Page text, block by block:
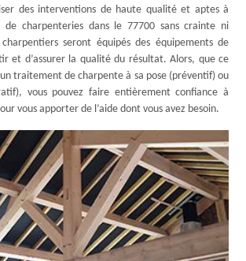
des interventions de haute qualité et aptes à
de charpenteries dans le 77700 sans crainte ni
seront équipés des équipements de
et d’assurer la qualité du résultat. Alors, que ce
traitement de charpente à sa pose (préventif) ou
vous pouvez faire entièrement confiance à
vous apporter de l’aide dont vous avez besoin.